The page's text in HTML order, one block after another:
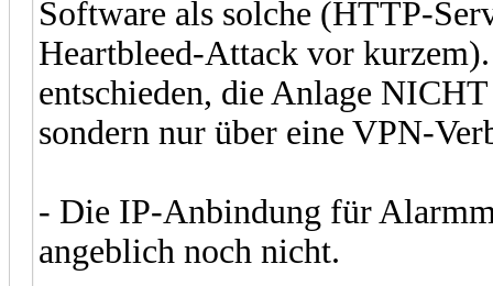
Software als solche (HTTP-
Heartbleed-Attack vor
entschieden, die Anlage
sondern nur über eine VPN-
- Die IP-Anbindung für
angeblich noch nicht.